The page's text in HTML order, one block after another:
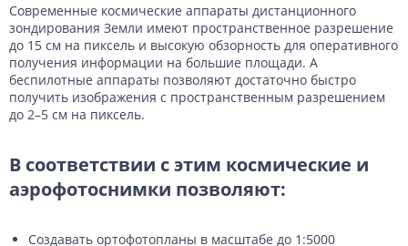
Современные космические аппараты дистанционного
зондирования Земли имеют пространственное разрешение
до 15 см на пиксель и высокую обзорность для оперативного
получения информации на большие площади. А
беспилотные аппараты позволяют достаточно быстро
получить изображения с пространственным разрешением
до 2–5 см на пиксель.
В соответствии с этим космические и
аэрофотоснимки позволяют:
Создавать ортофотопланы в масштабе до 1:5000